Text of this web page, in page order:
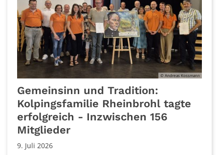
© Andreas Kossmann
Gemeinsinn und Tradition:
Kolpingsfamilie Rheinbrohl tagte
erfolgreich - Inzwischen 156
Mitglieder
9. Juli 2026